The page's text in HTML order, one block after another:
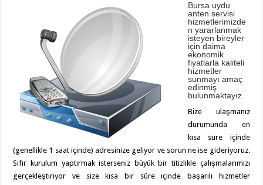
Bursa uydu
anten servisi
hizmetlerimizde
n yararlanmak
isteyen bireyler
için daima
ekonomik
fiyatlarla kaliteli
hizmetler
sunmayı amaç
edinmiş
bulunmaktayız.
Bize ulaşmanız
durumunda en
kısa süre içinde
(genellikle 1 saat içinde) adresinize geliyor ve sorun ne ise gideriyoruz.
Sıfır kurulum yaptırmak isterseniz büyük bir titizlikle çalışmalarımızı
gerçekleştiriyor ve size kısa bir süre içinde başarılı hizmetler